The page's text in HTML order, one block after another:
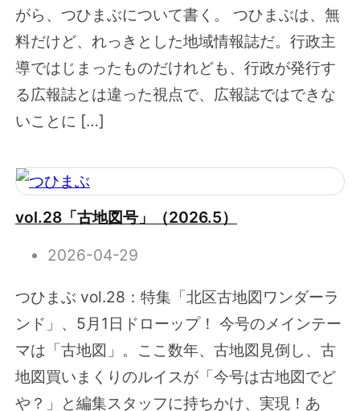
がら、つひまぶについて書く。 つひまぶは、無
料だけど、れっきとした地域情報誌だ。行政主
導ではじまったものだけれども、行政が発行す
る広報誌とは違った視点で、広報誌ではできな
いことに […]
vol.28「古地図号」（2026.5）
2026-04-29
つひまぶ vol.28：特集「北区古地図ワンダーラ
ンド」、5月1日ドローップ！ 今号のメインテー
マは「古地図」。ここ数年、古地図見倒し、古
地図買いまくりのルイスが「今号は古地図でど
や？」と編集スタッフに持ちかけ、実現！あ